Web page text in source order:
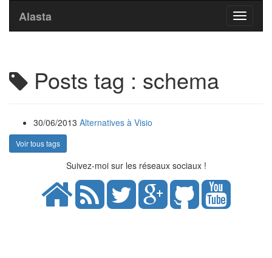
Toggle
Alasta
Posts tag : schema
30/06/2013 Alternatives à Visio
Voir tous tags
Suivez-moi sur les réseaux sociaux !